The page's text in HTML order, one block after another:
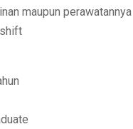
maupun perawatannya